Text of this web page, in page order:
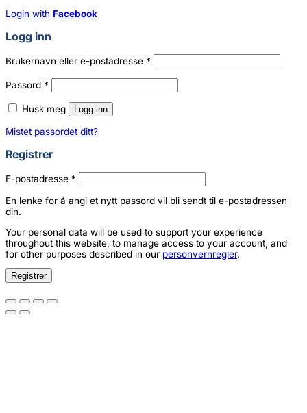
Login with Facebook
Logg inn
Brukernavn eller e-postadresse *
Passord *
Husk meg Logg inn
Mistet passordet ditt?
Registrer
E-postadresse *
En lenke for å angi et nytt passord vil bli sendt til e-postadressen
din.
Your personal data will be used to support your experience
throughout this website, to manage access to your account, and
for other purposes described in our personvernregler.
Registrer